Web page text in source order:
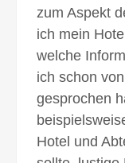
zum Aspekt
ich mein
welche
ich schon
gesprochen
Hotel und